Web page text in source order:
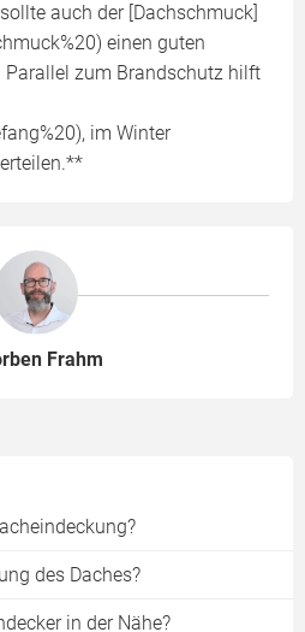
des Daches?
in der Nähe?
auch der [Dachschmuck]
einen guten
zum Brandschutz hilft
im Winter
Frahm